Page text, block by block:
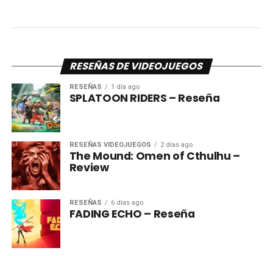
RESEÑAS DE VIDEOJUEGOS
RESEÑAS 1 día ago
SPLATOON RIDERS – Reseña
RESEÑAS VIDEOJUEGOS 2 días ago
The Mound: Omen of Cthulhu –
Review
RESEÑAS 6 días ago
FADING ECHO – Reseña